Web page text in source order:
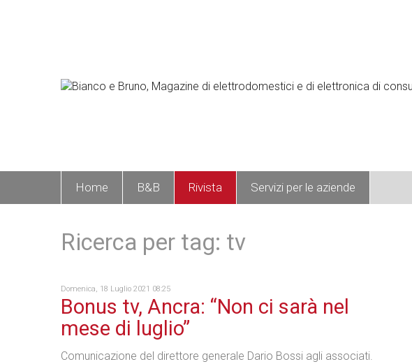
Home B&B Rivista Servizi per le aziende
Ricerca per tag: tv
Domenica, 18 Luglio 2021 08:25
Bonus tv, Ancra: “Non ci sarà nel
mese di luglio”
Comunicazione del direttore generale Dario Bossi agli associati.